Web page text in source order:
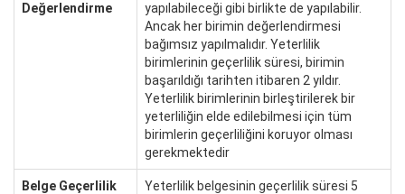
Değerlendirme
yapılabileceği gibi birlikte de yapılabilir.
Ancak her birimin değerlendirmesi
bağımsız yapılmalıdır. Yeterlilik
birimlerinin geçerlilik süresi, birimin
başarıldığı tarihten itibaren 2 yıldır.
Yeterlilik birimlerinin birleştirilerek bir
yeterliliğin elde edilebilmesi için tüm
birimlerin geçerliliğini koruyor olması
gerekmektedir
Belge Geçerlilik
Yeterlilik belgesinin geçerlilik süresi 5